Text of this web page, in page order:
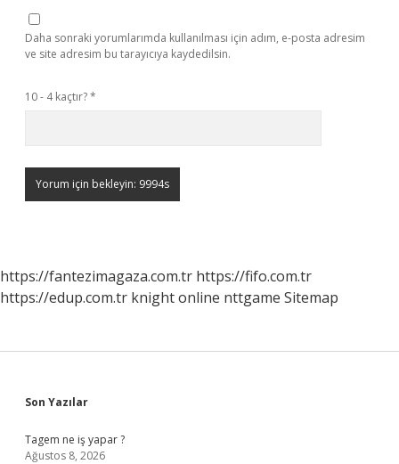
Daha sonraki yorumlarımda kullanılması için adım, e-posta adresim
ve site adresim bu tarayıcıya kaydedilsin.
10 - 4 kaçtır?*
https://fantezimagaza.com.tr https://fifo.com.tr
https://edup.com.tr knight online nttgame Sitemap
Sidebar
Son Yazılar
Tagem ne iş yapar ?
Ağustos 8, 2026